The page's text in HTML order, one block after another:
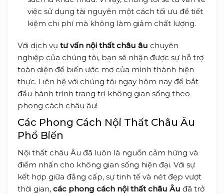
việc sử dụng tài nguyên một cách tối ưu để tiết
kiệm chi phí mà không làm giảm chất lượng.
Với dịch vụ tư vấn nội thất châu âu chuyên
nghiệp của chúng tôi, bạn sẽ nhận được sự hỗ trợ
toàn diện để biến ước mơ của mình thành hiện
thực. Liên hệ với chúng tôi ngay hôm nay để bắt
đầu hành trình trang trí không gian sống theo
phong cách châu âu!
Các Phong Cách Nội Thất Châu Âu
Phổ Biến
Nội thất châu Âu đã luôn là nguồn cảm hứng và
điểm nhấn cho không gian sống hiện đại. Với sự
kết hợp giữa đẳng cấp, sự tinh tế và nét đẹp vượt
thời gian, các phong cách nội thất châu Âu đã trở